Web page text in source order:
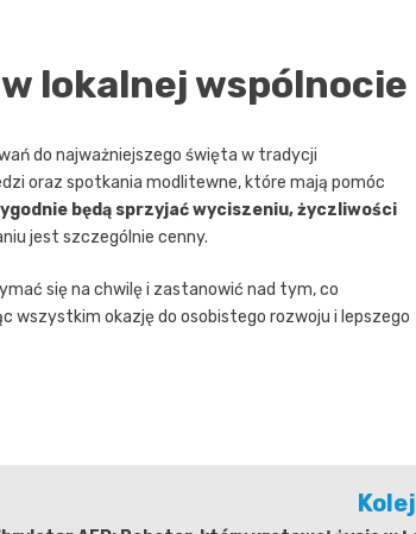
lokalnej wspólnocie
do najważniejszego święta w tradycji
oraz spotkania modlitewne, które mają pomóc
będą sprzyjać wyciszeniu, życzliwości
jest szczególnie cenny.
się na chwilę i zastanowić nad tym, co
wszystkim okazję do osobistego rozwoju i lepszego